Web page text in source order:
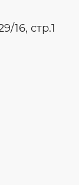
16, стр.1